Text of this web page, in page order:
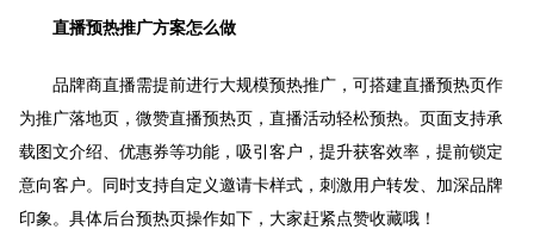
直播预热推广方案怎么做
品牌商直播需提前进行大规模预热推广，可搭建直播预热页作
为推广落地页，微赞直播预热页，直播活动轻松预热。页面支持承
载图文介绍、优惠券等功能，吸引客户，提升获客效率，提前锁定
意向客户。同时支持自定义邀请卡样式，刺激用户转发、加深品牌
印象。具体后台预热页操作如下，大家赶紧点赞收藏哦！